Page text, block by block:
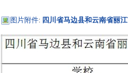
图片附件: 四川省马边县和云南省丽